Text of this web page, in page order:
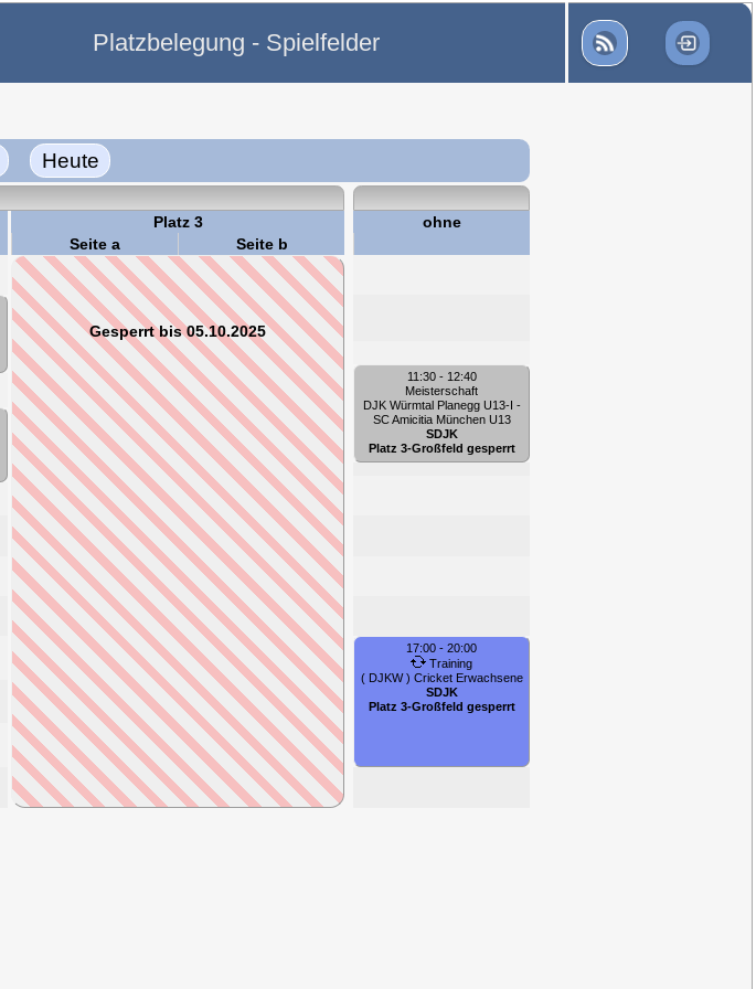
Platzbelegung - Spielfelder
Heute
Platz 3
ohne
Seite a Seite b
Gesperrt bis 05.10.2025
11:30 - 12:40
Meisterschaft
DJK Würmtal Planegg U13-I -
SC Amicitia München U13
SDJK
Platz 3-Großfeld gesperrt
17:00 - 20:00
Training
( DJKW ) Cricket Erwachsene
SDJK
Platz 3-Großfeld gesperrt